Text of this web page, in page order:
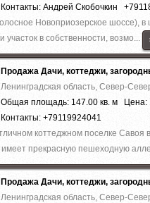
Контакты: Андрей Скобочкин
Новоприозерское шоссе),
в собственности, возмо...
Продажа Дачи, коттеджи,
Ленинградская область, Север-
Общая площадь: 147.00 кв. м Цена:
Контакты: +79119924041
коттеджном поселке
прекрасную пешеходную
Продажа Дачи, коттеджи,
Ленинградская область, Север-